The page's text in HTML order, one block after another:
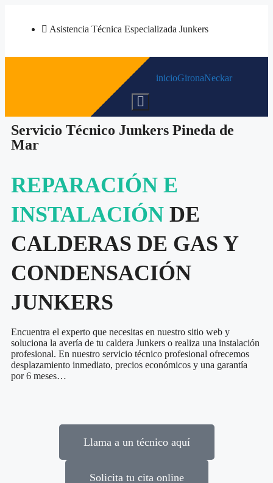
Asistencia Técnica Especializada Junkers
inicioGironaNeckar
Menú conmutador hamburguesa
Servicio Técnico Junkers Pineda de
Mar
REPARACIÓN E
INSTALACIÓN DE
CALDERAS DE GAS Y
CONDENSACIÓN
JUNKERS
Encuentra el experto que necesitas en nuestro sitio web y
soluciona la avería de tu caldera Junkers o realiza una instalación
profesional. En nuestro servicio técnico profesional ofrecemos
desplazamiento inmediato, precios económicos y una garantía
por 6 meses…
Llama a un técnico aquí
Solicita tu cita online